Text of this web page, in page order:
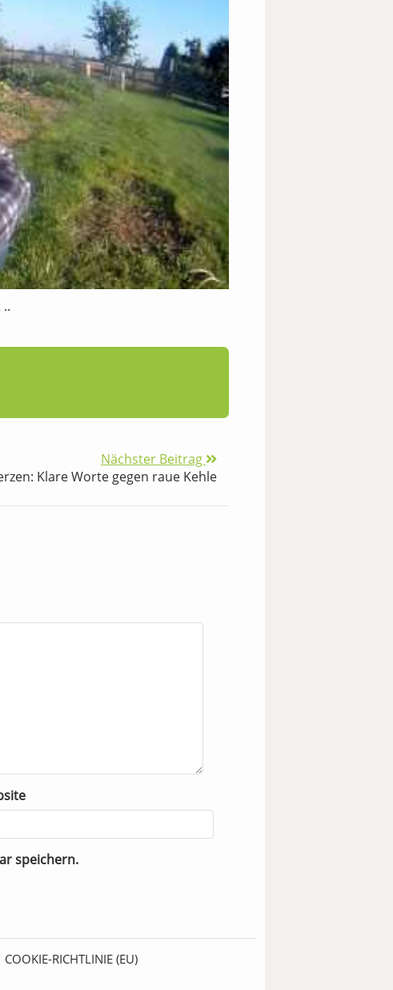
Nächster Beitrag
Klare Worte gegen raue Kehle
speichern.
COOKIE-RICHTLINIE (EU)